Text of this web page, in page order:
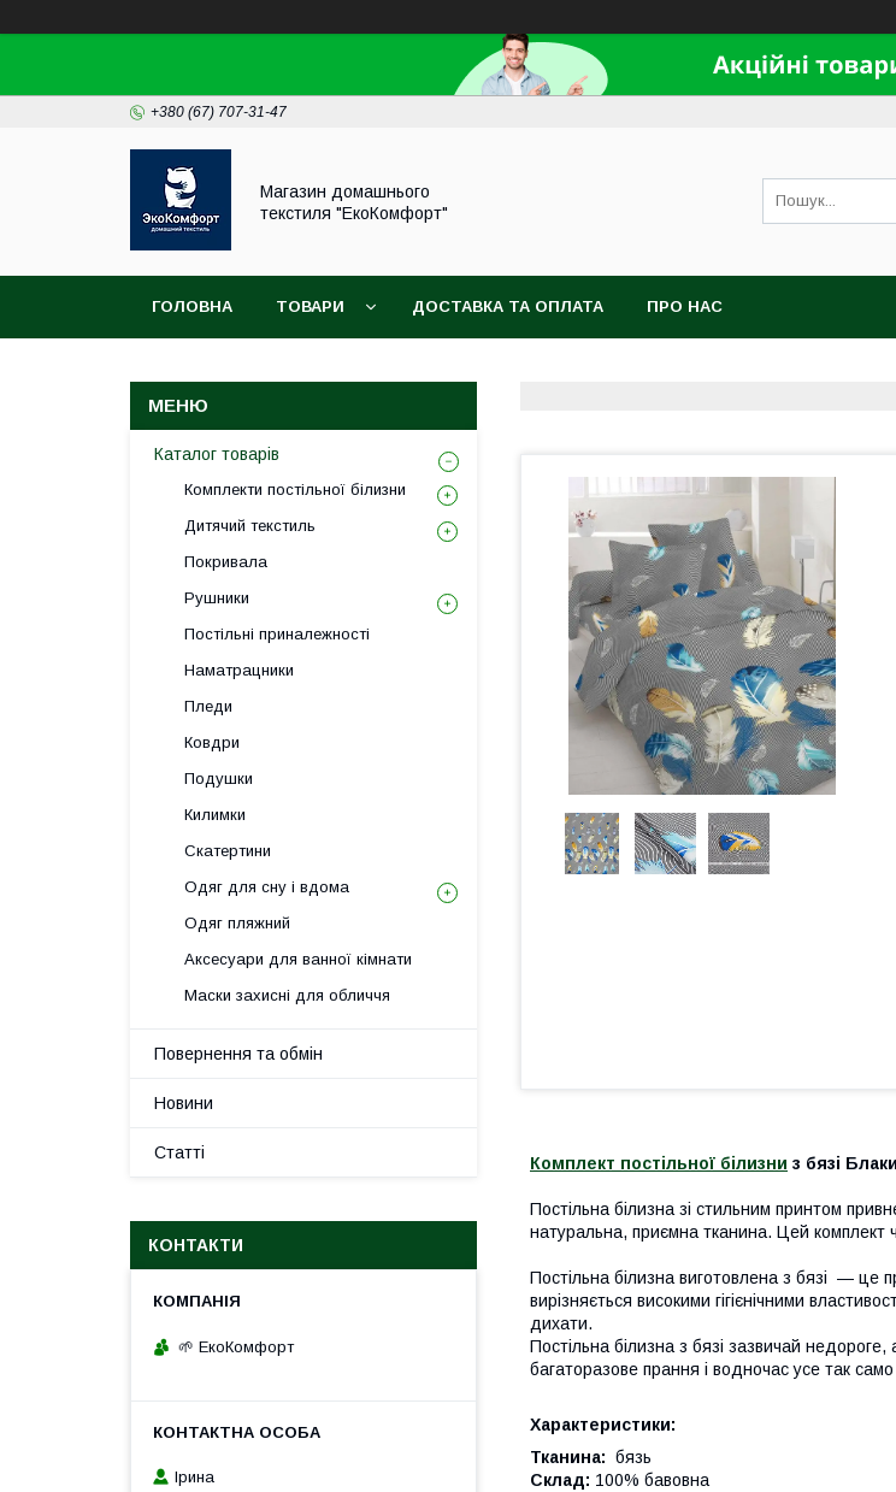
+380 (67) 707-31-47
Магазин домашнього
текстиля "ЕкоКомфорт"
ГОЛОВНА ТОВАРИ ДОСТАВКА ТА ОПЛАТА ПРО НАС
Комплект постільної білизни з бязі
Постільна білизна зі стильним принтом
натуральна, приємна тканина. Цей комплект
Постільна білизна виготовлена з бязі — це
вирізняється високими гігієнічними
дихати.
Постільна білизна з бязі зазвичай
багаторазове прання і водночас усе так само
Характеристики:
Тканина: бязь
Склад: 100% бавовна
Каталог товарів
Комплекти постільної білизни
Дитячий текстиль
Покривала
Рушники
Постільні приналежності
Наматрацники
Пледи
Ковдри
Подушки
Килимки
Скатертини
Одяг для сну і вдома
Одяг пляжний
Аксесуари для ванної кімнати
Маски захисні для обличчя
Повернення та обмін
Новини
Статті
КОНТАКТИ
🌱 ЕкоКомфорт
Ірина